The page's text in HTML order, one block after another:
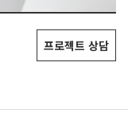
프로젝트 상담